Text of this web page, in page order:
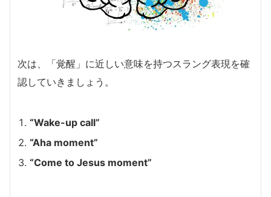
次は、「覚醒」に近しい意味を持つスラング表現を確
認していきましょう。
“Wake-up call”
“Aha moment”
“Come to Jesus moment”